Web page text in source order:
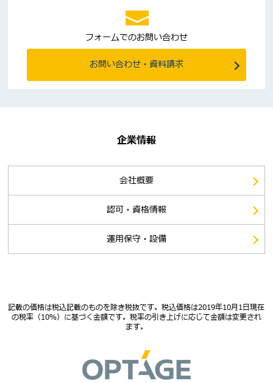
フォームでのお問い合わせ
お問い合わせ・資料請求
企業情報
会社概要
認可・資格情報
運用保守・設備
記載の価格は税込記載のものを除き税抜です。税込価格は2019年10月1日現在
の税率（10％）に基づく金額です。税率の引き上げに応じて金額は変更され
ます。